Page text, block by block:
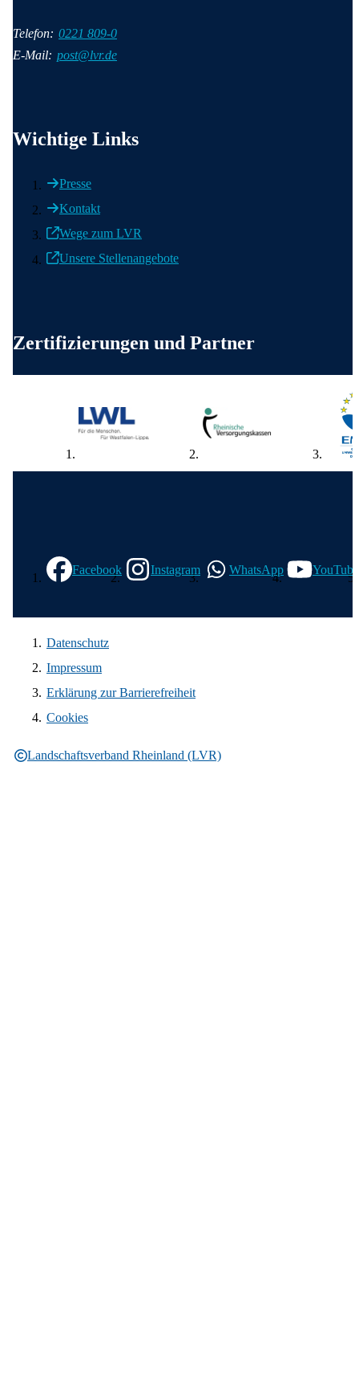
Telefon: 0221 809-0
E-Mail: post@lvr.de
Wichtige Links
Presse
Kontakt
Wege zum LVR
Unsere Stellenangebote
Zertifizierungen und Partner
Facebook
Instagram WhatsApp YouTube
Landschaftsverband Rheinland (LVR)
Datenschutz
Impressum
Erklärung zur Barrierefreiheit
Cookies